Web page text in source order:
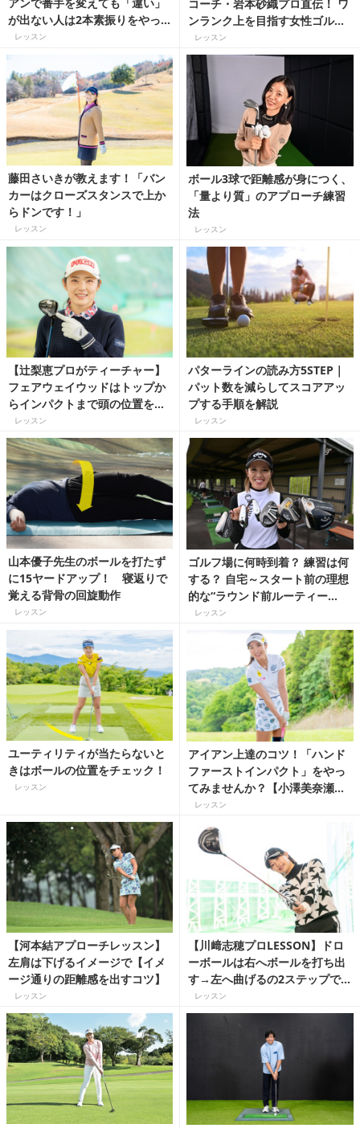
が出ない人は2本素振りをやっ
てみよう！
レッスン
コーチ・岩本砂織プロ直伝！ ワ
ンランク上を目指す女性ゴルフ
ァーの為のパッティング＆アプ
ローチ 【6】メトロノームを使
って距離感を磨こう！
レッスン
藤田さいきが教えます！「バン
カーはクローズスタンスで上か
らドンです！」
レッスン
ボール3球で距離感が身につく、
「量より質」のアプローチ練習
法
レッスン
【辻梨恵プロがティーチャー】
フェアウェイウッドはトップか
らインパクトまで頭の位置を動
かさないで打とう！
レッスン
パターラインの読み方5STEP｜
パット数を減らしてスコアアッ
プする手順を解説
レッスン
山本優子先生のボールを打たず
に15ヤードアップ！ 寝返りで
覚える背骨の回旋動作
レッスン
ゴルフ場に何時到着？ 練習は何
する？ 自宅～スタート前の理想
的な“ラウンド前ルーティー
ン”【甲田良美プロLESSON】
レッスン
ユーティリティが当たらないと
きはボールの位置をチェック！
レッスン
アイアン上達のコツ！「ハンド
ファーストインパクト」をやっ
てみませんか？【小澤美奈瀬プ
ロ直伝】
レッスン
【河本結アプローチレッスン】
左肩は下げるイメージで【イメ
ージ通りの距離感を出すコツ】
レッスン
【川﨑志穂プロLESSON】ドロ
ーボールは右へボールを打ち出
す→左へ曲げるの2ステップでマ
スター！
レッスン